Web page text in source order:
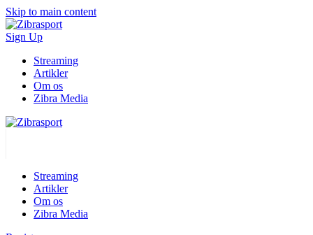
Skip to main content
Sign Up
Streaming
Artikler
Om os
Zibra Media
Streaming
Artikler
Om os
Zibra Media